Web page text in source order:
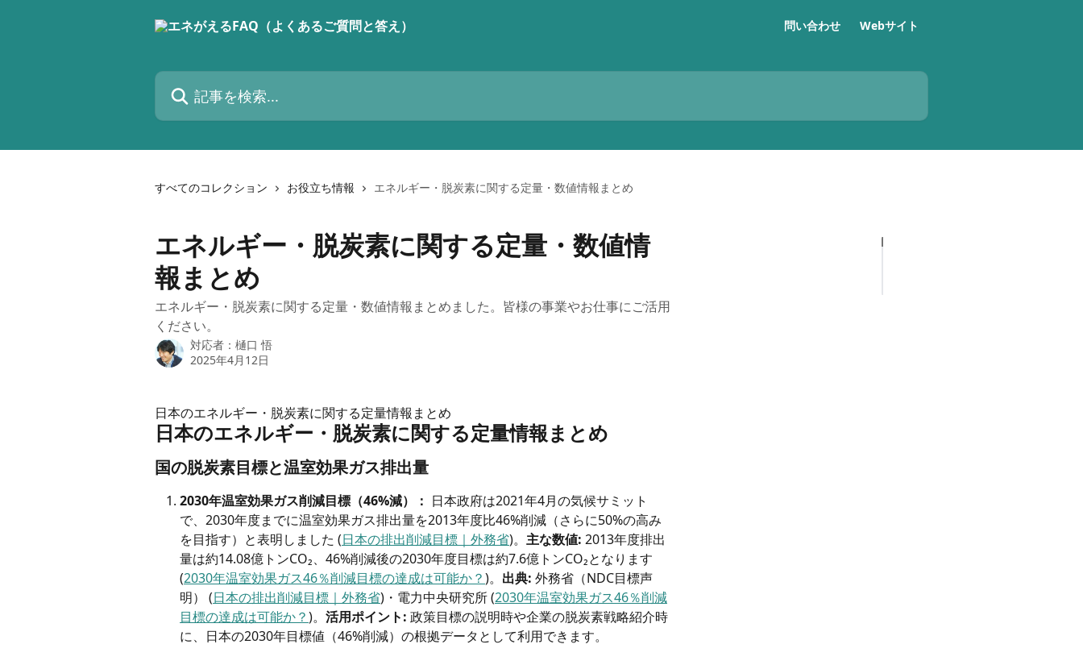
問い合わせ Webサイト
記事を検索...
すべてのコレクション お役立ち情報 エネルギー・脱炭素に関する定量・数値情報まとめ
エネルギー・脱炭素に関する定量・数値情
報まとめ
エネルギー・脱炭素に関する定量・数値情報まとめました。皆様の事業やお仕事にご活用
ください。
対応者： 樋口 悟
2025年4月12日
日本のエネルギー・脱炭素に関する定量情報まとめ
日本のエネルギー・脱炭素に関する定量情報まとめ
国の脱炭素目標と温室効果ガス排出量
2030年温室効果ガス削減目標（46%減）： 日本政府は2021年4月の気候サミット
で、2030年度までに温室効果ガス排出量を2013年度比46%削減（さらに50%の高み
を目指す）と表明しました (日本の排出削減目標｜外務省)。 主な数値: 2013年度排出
量は約14.08億トンCO₂、46%削減後の2030年度目標は約7.6億トンCO₂となります
(2030年温室効果ガス46％削減目標の達成は可能か？)。 出典: 外務省（NDC目標声
明） (日本の排出削減目標｜外務省)・電力中央研究所 (2030年温室効果ガス46％削減
目標の達成は可能か？)。 活用ポイント: 政策目標の説明時や企業の脱炭素戦略紹介時
に、日本の2030年目標値（46%削減）の根拠データとして利用できます。